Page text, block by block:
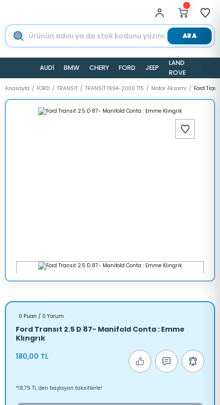
ARA
AUDİ BMW CHERY FORD JEEP
LAND
ROVER
Anasayfa FORD TRANSİT TRANSİT 1994-2000 T15 Motor Aksamı Ford
0 Puan / 0 Yorum
Ford Transıt 2.5 D 87- Manifold Conta : Emme
Klıngrık
180,00 TL
*18,75 TL den başlayan taksitlerle!